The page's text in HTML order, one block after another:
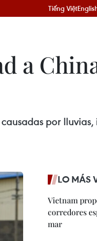
Tiếng Việt
a
por
LO MÁS
Vietnam
corredores
mar